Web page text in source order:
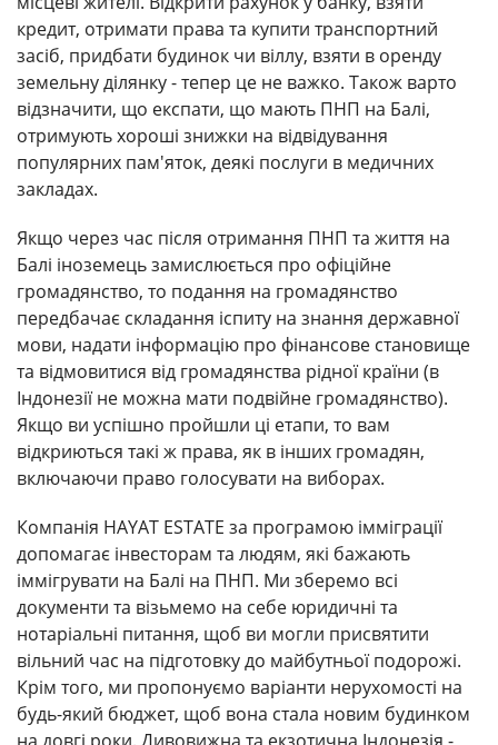
кредит, отримати права та купити транспортний
засіб, придбати будинок чи віллу, взяти в оренду
земельну ділянку - тепер це не важко. Також варто
відзначити, що експати, що мають ПНП на Балі,
отримують хороші знижки на відвідування
популярних пам'яток, деякі послуги в медичних
закладах.
Якщо через час після отримання ПНП та життя на
Балі іноземець замислюється про офіційне
громадянство, то подання на громадянство
передбачає складання іспиту на знання державної
мови, надати інформацію про фінансове становище
та відмовитися від громадянства рідної країни (в
Індонезії не можна мати подвійне громадянство).
Якщо ви успішно пройшли ці етапи, то вам
відкриються такі ж права, як в інших громадян,
включаючи право голосувати на виборах.
Компанія HAYAT ESTATE за програмою імміграції
допомагає інвесторам та людям, які бажають
іммігрувати на Балі на ПНП. Ми зберемо всі
документи та візьмемо на себе юридичні та
нотаріальні питання, щоб ви могли присвятити
вільний час на підготовку до майбутньої подорожі.
Крім того, ми пропонуємо варіанти нерухомості на
будь-який бюджет, щоб вона стала новим будинком